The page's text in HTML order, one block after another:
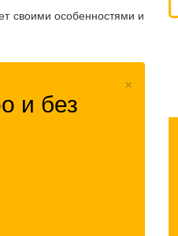
своими особенностями и
×
и без